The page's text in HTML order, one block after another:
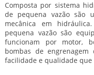
Composta por sistema
de pequena vazãosão
mecânica em
pequena vazãosão
funcionam por motor,
bombas de engrenagem
facilidade e qualidade que